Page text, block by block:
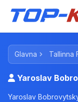
Glavna Tallinna
Yaroslav
Yaroslav